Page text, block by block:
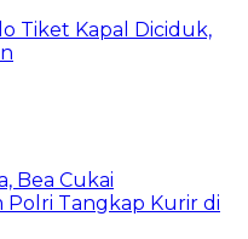
Tiket Kapal Diciduk,
Bea Cukai
Polri Tangkap Kurir di